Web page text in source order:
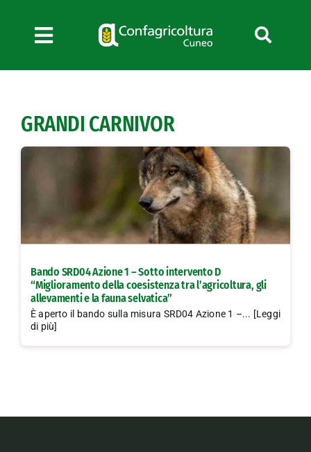
contenuto
Toggle
Navigation
News
Bandi
L’Agricoltore cuneese
Lavora con noi
Contatti
GRANDI CARNIVOR
Bando SRD04 Azione 1 – Sotto intervento D
“Miglioramento della coesistenza tra l’agricoltura, gli
allevamenti e la fauna selvatica”
È aperto il bando sulla misura SRD04 Azione 1 –... [Leggi
di più]